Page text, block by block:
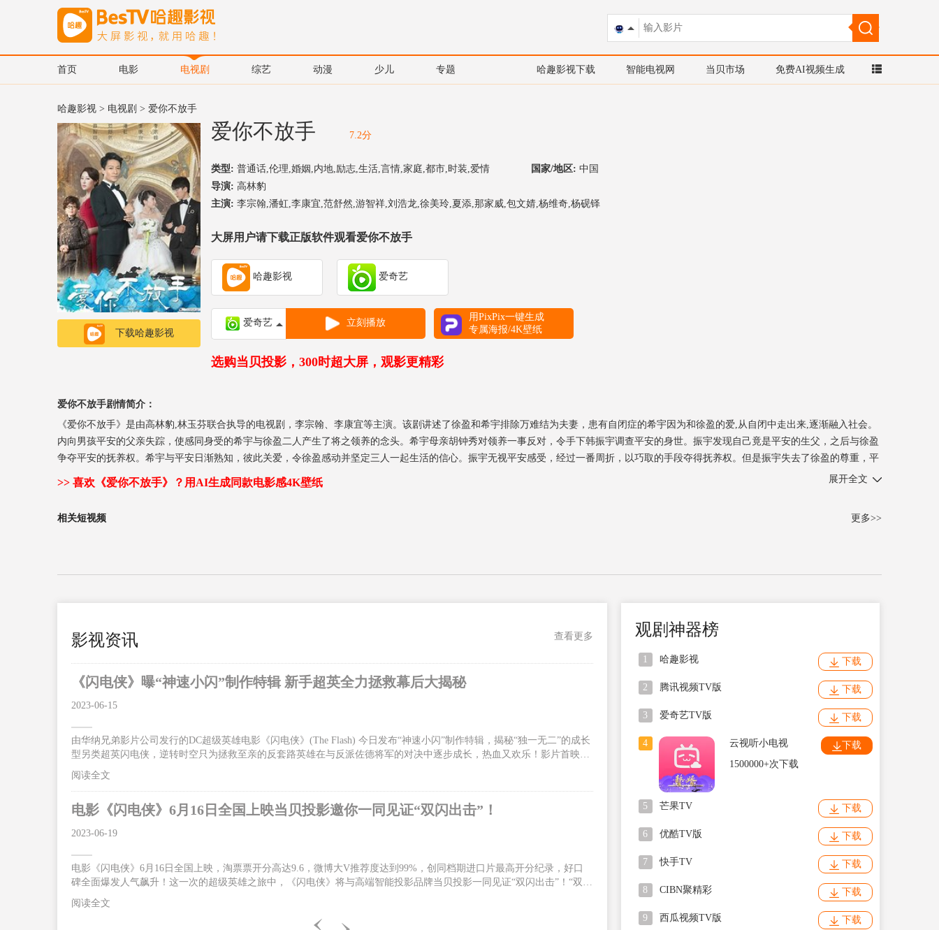
首页 电影 电视剧 综艺 动漫 少儿 专题 哈趣影视下载 智能电视网 当贝市场 免费AI视频生成
哈趣影视 > 电视剧 > 爱你不放手
下载哈趣影视
爱你不放手 7.2分
类型: 普通话,伦理,婚姻,内地,励志,生活,言情,家庭,都市,时装,爱情 国家/地区: 中国
导演: 高林豹
主演: 李宗翰,潘虹,李康宜,范舒然,游智祥,刘浩龙,徐美玲,夏添,那家威,包文婧,杨维奇,杨砚铎
大屏用户请下载正版软件观看爱你不放手
哈趣影视 爱奇艺
爱奇艺 立刻播放
用PixPix一键生成
专属海报/4K壁纸
选购当贝投影，300时超大屏，观影更精彩
爱你不放手剧情简介：
《爱你不放手》是由高林豹,林玉芬联合执导的电视剧，李宗翰、李康宜等主演。该剧讲述了徐盈和希宇排除万难结为夫妻，患有自闭症的希宇因为和徐盈的爱,从自闭中走出来,逐渐融入社会。
内向男孩平安的父亲失踪，使感同身受的希宇与徐盈二人产生了将之领养的念头。希宇母亲胡钟秀对领养一事反对，令手下韩振宇调查平安的身世。振宇发现自己竟是平安的生父，之后与徐盈
争夺平安的抚养权。希宇与平安日渐熟知，彼此关爱，令徐盈感动并坚定三人一起生活的信心。振宇无视平安感受，经过一番周折，以巧取的手段夺得抚养权。但是振宇失去了徐盈的尊重，平
安也不快乐。身心疲惫的振宇决定离开，将平安交回徐盈抚养，去寻找真正属于自己的人生。
展开全文
>> 喜欢《爱你不放手》？用AI生成同款电影感4K壁纸
更多>>
相关短视频
影视资讯 查看更多
《闪电侠》曝“神速小闪”制作特辑 新手超英全力拯救幕后大揭秘
2023-06-15
由华纳兄弟影片公司发行的DC超级英雄电影《闪电侠》(The Flash) 今日发布“神速小闪”制作特辑，揭秘“独一无二”的成长
型另类超英闪电侠，逆转时空只为拯救至亲的反套路英雄在与反派佐德将军的对决中逐步成长，热血又欢乐！影片首映口
碑大爆，“好看！好玩！好笑！好惊喜！无门槛爽感”，让影迷、观众嗨到上头！影片火热预售中，6月13、14日全国300场
超前点映震撼来袭。6月16日影片将以2D/CINITY/IMAX/DolbyCinema/CGS中国巨幕版本与北美同步正式上映！闪电侠为
质。片中
阅读全文
电影《闪电侠》6月16日全国上映当贝投影邀你一同见证“双闪出击”！
2023-06-19
电影《闪电侠》6月16日全国上映，淘票票开分高达9.6，微博大V推荐度达到99%，创同档期进口片最高开分纪录，好口
碑全面爆发人气飙升！这一次的超级英雄之旅中，《闪电侠》将与高端智能投影品牌当贝投影一同见证“双闪出击”！“双闪
合体”突破光速燃炸银幕 闪电侠逆时营救感动不断据悉，《闪电侠》由华纳兄弟影片公司出品，安迪·穆斯切蒂执导，埃兹
拉·米勒、迈克尔·基顿、萨莎·卡莱、本·阿弗莱克等主演。影片中，闪电侠为了拯救至亲穿越时空，却无意引发宇宙危
机，反派佐德将军卷土重来。为了让一切重归正轨，闪电侠决定联手蝙蝠侠超女一同合力出击。电影中闪电侠拥有了超能
阅读全文
观剧神器榜
1 哈趣影视 下载
2 腾讯视频TV版 下载
3 爱奇艺TV版 下载
4 云视听小电视
下载
1500000+次下载
5 芒果TV 下载
6 优酷TV版 下载
7 快手TV 下载
8 CIBN聚精彩 下载
9 西瓜视频TV版 下载